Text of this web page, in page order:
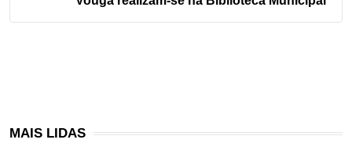
MAIS LIDAS